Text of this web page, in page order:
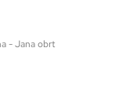
- Jana obrt